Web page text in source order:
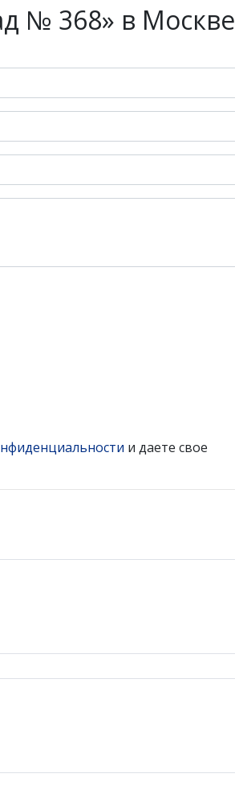
№ 368» в Москве
и даете свое